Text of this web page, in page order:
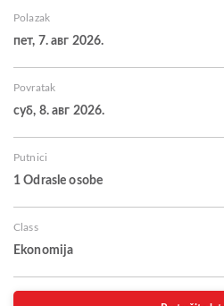
Polazak
пет, 7. авг 2026.
Povratak
суб, 8. авг 2026.
Putnici
1 Odrasle osobe
Class
Ekonomija